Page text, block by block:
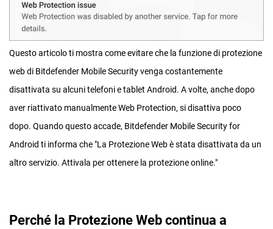
Questo articolo ti mostra come evitare che la funzione di protezione
web di Bitdefender Mobile Security venga costantemente
disattivata su alcuni telefoni e tablet Android. A volte, anche dopo
aver riattivato manualmente Web Protection, si disattiva poco
dopo. Quando questo accade, Bitdefender Mobile Security for
Android ti informa che "La Protezione Web è stata disattivata da un
altro servizio. Attivala per ottenere la protezione online."
Perché la Protezione Web continua a